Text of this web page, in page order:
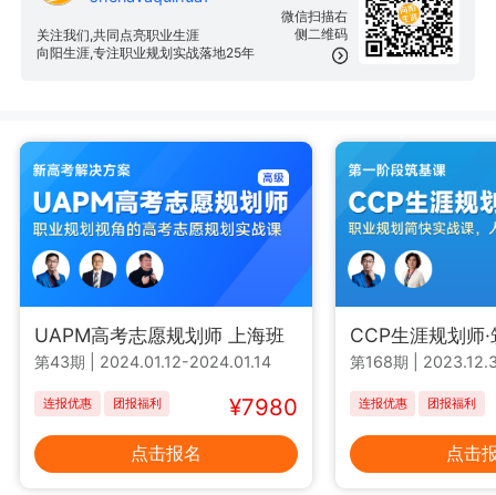
微信扫描右
侧二维码
关注我们,共同点亮职业生涯
向阳生涯,专注职业规划实战落地25年
UAPM高考志愿规划师 上海班
第43期 2024.01.12-2024.01.14
连报优惠 团报福利 ¥7980
点击报名
CCP生涯规划师
第168期
连报优惠 团报福利
点击